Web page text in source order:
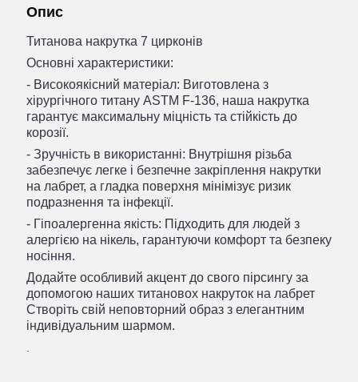
Опис
Титанова накрутка 7 цирконів
Основні характеристики:
- Високоякісний матеріал: Виготовлена з
хірургічного титану ASTM F-136, наша накрутка
гарантує максимальну міцність та стійкість до
корозії.
- Зручність в використанні: Внутрішня різьба
забезпечує легке і безпечне закріплення накрутки
на лабрет, а гладка поверхня мінімізує ризик
подразнення та інфекції.
- Гіпоалергенна якість: Підходить для людей з
алергією на нікель, гарантуючи комфорт та безпеку
носіння.
Додайте особливий акцент до свого пірсингу за
допомогою наших титановох накруток на лабрет
Створіть свій неповторний образ з елегантним
індивідуальним шармом.